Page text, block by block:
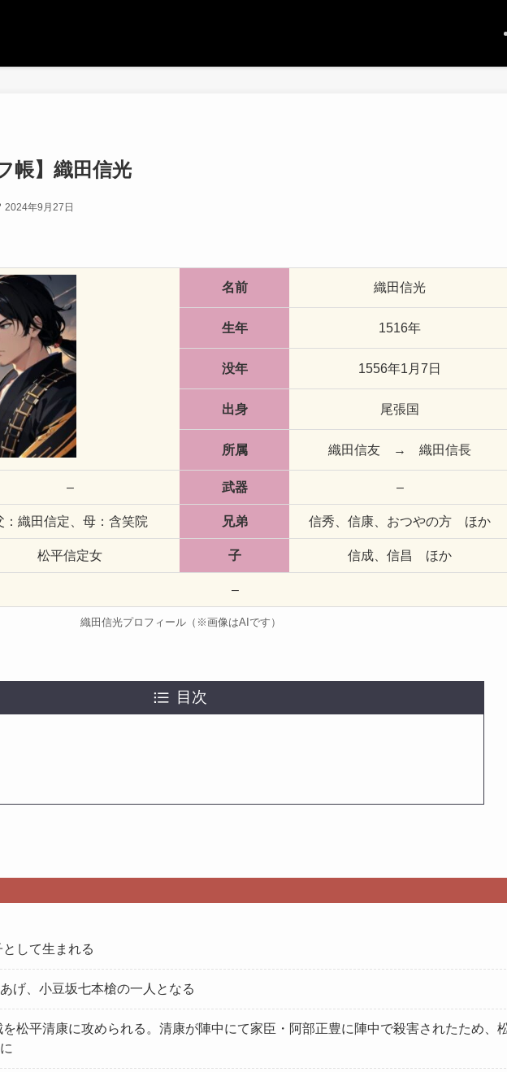
帳】織田信光
2024年9月27日
名前 織田信光
生年 1516年
没年 1556年1月7日
出身 尾張国
所属 織田信友 → 織田信長
– 武器 –
：織田信定、母：含笑院 兄弟 信秀、信康、おつやの方 ほか
松平信定女 子 信成、信昌 ほか
–
織田信光プロフィール（※画像はAIです）
目次
して生まれる
げ、小豆坂七本槍の一人となる
松平清康に攻められる。清康が陣中にて家臣・阿部正豊に陣中で殺害されたため、